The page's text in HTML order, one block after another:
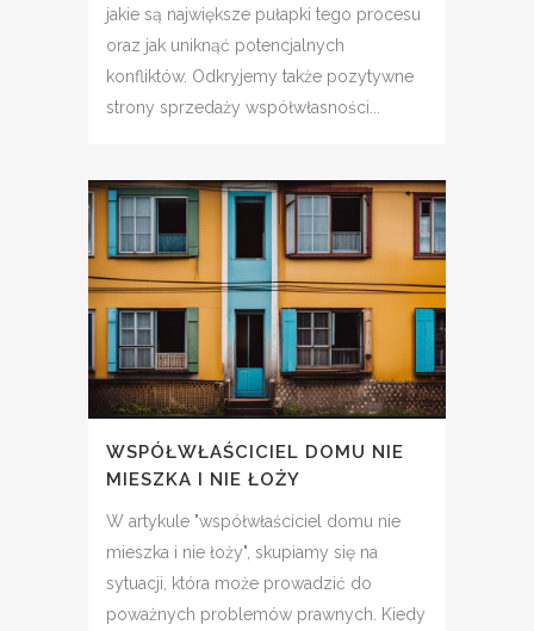
jakie są największe pułapki tego procesu
oraz jak uniknąć potencjalnych
konfliktów. Odkryjemy także pozytywne
strony sprzedaży współwłasności...
WSPÓŁWŁAŚCICIEL DOMU NIE
MIESZKA I NIE ŁOŻY
W artykule "współwłaściciel domu nie
mieszka i nie łoży", skupiamy się na
sytuacji, która może prowadzić do
poważnych problemów prawnych. Kiedy